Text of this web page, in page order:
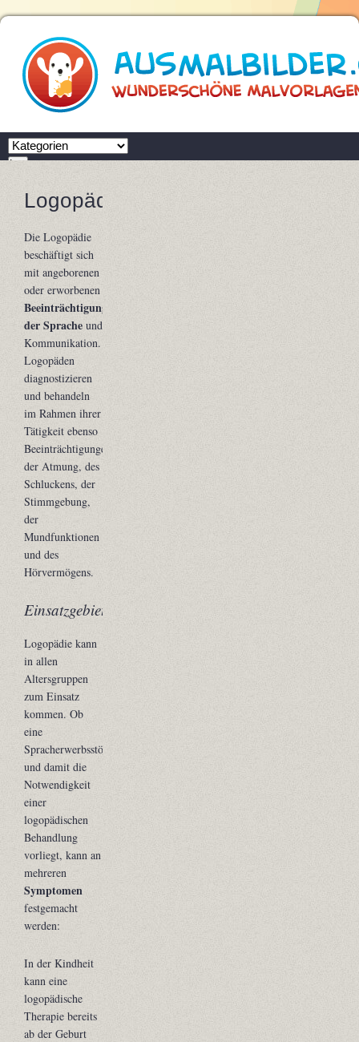
Zielseite
Los
Logopädie
Die Logopädie
beschäftigt sich
mit angeborenen
oder erworbenen
Beeinträchtigungen
der Sprache und
Kommunikation.
Logopäden
diagnostizieren
und behandeln
im Rahmen ihrer
Tätigkeit ebenso
Beeinträchtigungen
der Atmung, des
Schluckens, der
Stimmgebung,
der
Mundfunktionen
und des
Hörvermögens.
Einsatzgebiete
Logopädie kann
in allen
Altersgruppen
zum Einsatz
kommen. Ob
eine
Spracherwerbsstörung
und damit die
Notwendigkeit
einer
logopädischen
Behandlung
vorliegt, kann an
mehreren
Symptomen
festgemacht
werden:
In der Kindheit
kann eine
logopädische
Therapie bereits
ab der Geburt